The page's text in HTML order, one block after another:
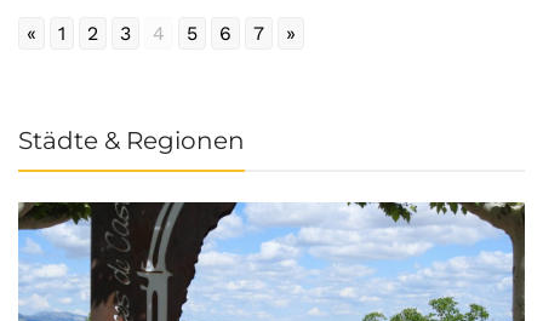
« 1 2 3 4 5 6 7 »
Städte & Regionen